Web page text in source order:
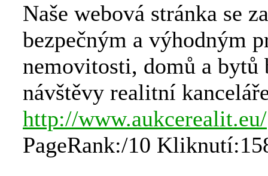
Naše webová stránka se
bezpečným a výhodným
nemovitosti, domů a bytů
návštěvy realitní
http://www.aukcerealit.eu/
PageRank:/10